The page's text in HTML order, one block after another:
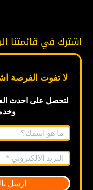
اشترك في قائمتنا
لا تفوت الفرصة
لتحصل على احدث